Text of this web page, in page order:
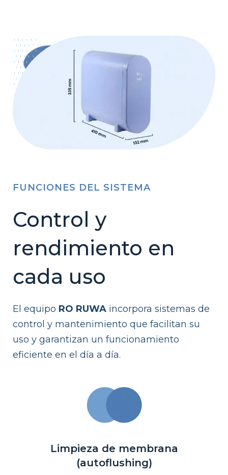
FUNCIONES DEL SISTEMA
Control y
rendimiento en
cada uso
El equipo RO RUWA incorpora sistemas de
control y mantenimiento que facilitan su
uso y garantizan un funcionamiento
eficiente en el día a día.
Limpieza de membrana
(autoflushing)